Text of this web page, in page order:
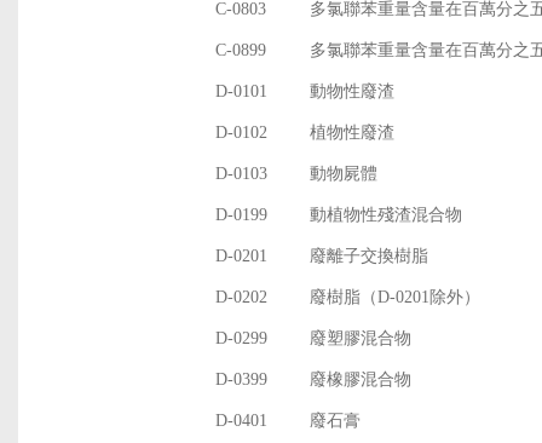
C-0803 多氯聯苯重量含量在百萬分之
C-0899 多氯聯苯重量含量在百萬分之
D-0101 動物性廢渣
D-0102 植物性廢渣
D-0103 動物屍體
D-0199 動植物性殘渣混合物
D-0201 廢離子交換樹脂
D-0202 廢樹脂（D-0201除外）
D-0299 廢塑膠混合物
D-0399 廢橡膠混合物
D-0401 廢石膏